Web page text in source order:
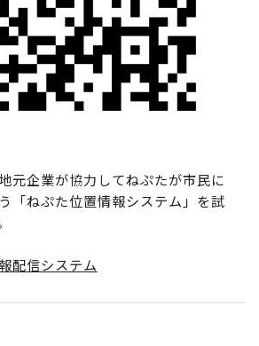
元企業が協力してねぷたが市民に
「ねぷた位置情報システム」を試
配信システム